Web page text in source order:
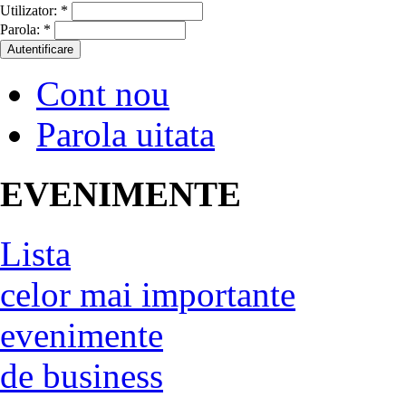
Utilizator: *
Parola: *
Cont nou
Parola uitata
EVENIMENTE
Lista
celor mai importante
evenimente
de business